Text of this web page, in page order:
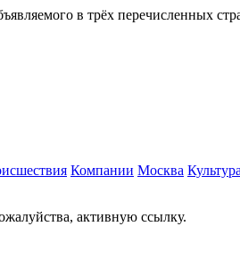
в трёх перечисленных
Компании Москва
активную ссылку.